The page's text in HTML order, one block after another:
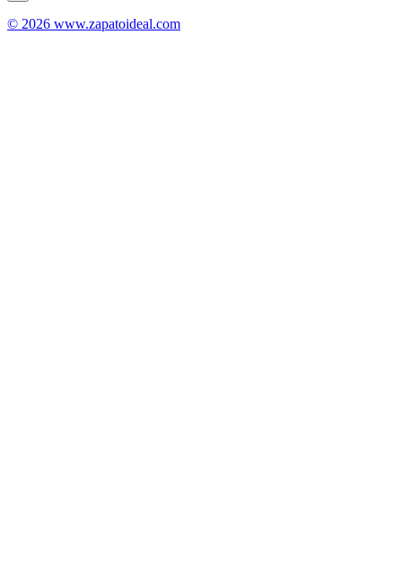
© 2026 www.zapatoideal.com